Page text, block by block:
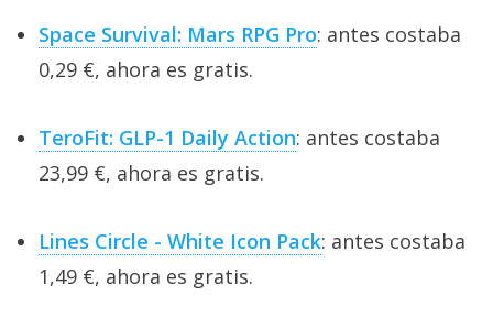
Space Survival: Mars RPG Pro: antes costaba
0,29 €, ahora es gratis.
TeroFit: GLP-1 Daily Action: antes costaba
23,99 €, ahora es gratis.
Lines Circle - White Icon Pack: antes costaba
1,49 €, ahora es gratis.